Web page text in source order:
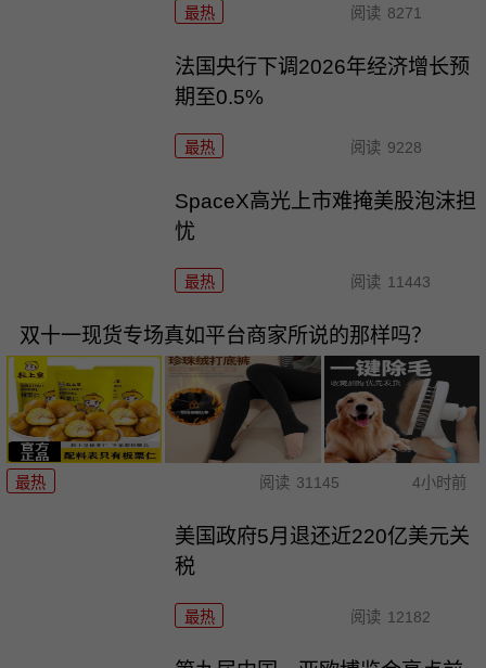
最热 阅读 8271
法国央行下调2026年经济增长预
期至0.5%
最热 阅读 9228
SpaceX高光上市难掩美股泡沫担
忧
最热 阅读 11443
双十一现货专场真如平台商家所说的那样吗？
最热 阅读 31145 4小时前
美国政府5月退还近220亿美元关
税
最热 阅读 12182